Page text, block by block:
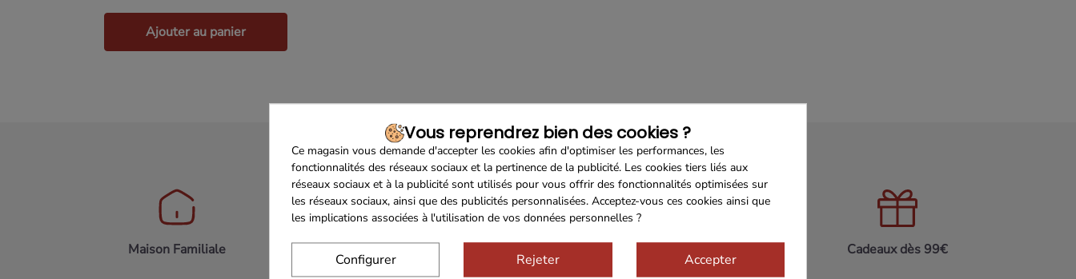
Ajouter au panier
Maison Familiale Paiement Sécurisé Cadeaux dès 99€
Vous reprendrez bien des cookies ?
Ce magasin vous demande d'accepter les cookies afin d'optimiser les performances, les
fonctionnalités des réseaux sociaux et la pertinence de la publicité. Les cookies tiers liés aux
réseaux sociaux et à la publicité sont utilisés pour vous offrir des fonctionnalités optimisées sur
les réseaux sociaux, ainsi que des publicités personnalisées. Acceptez-vous ces cookies ainsi que
les implications associées à l'utilisation de vos données personnelles ?
Configurer Rejeter Accepter